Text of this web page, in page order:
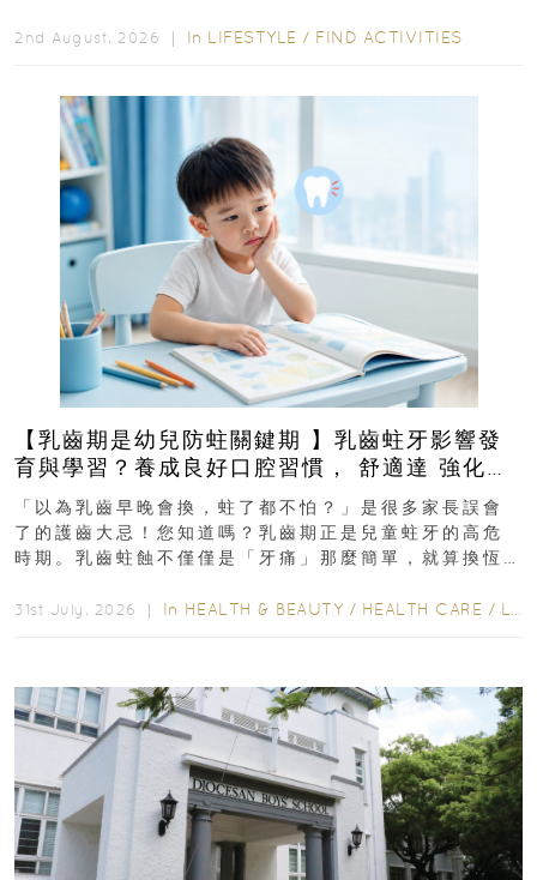
2nd August, 2026 ｜ In LIFESTYLE / FIND ACTIVITIES
【乳齒期是幼兒防蛀關鍵期 】乳齒蛀牙影響發
育與學習？養成良好口腔習慣， 舒適達 強化琺
瑯質 兒童牙膏防護指南
「以為乳齒早晚會換，蛀了都不怕？」是很多家長誤會
了的護齒大忌！您知道嗎？乳齒期正是兒童蛀牙的高危
時期。乳齒蛀蝕不僅僅是「牙痛」那麼簡單，就算換恆
31st July, 2026 ｜ In HEALTH & BEAUTY / HEALTH CARE / LIFESTYLE